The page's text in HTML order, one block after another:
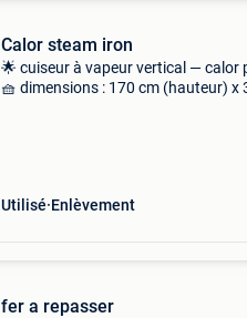
Calor steam iron
🌟 cuiseur à vapeur vertical — calor
🧺 dimensions : 170 cm (hauteur) x
Utilisé Enlèvement
fer a repasser